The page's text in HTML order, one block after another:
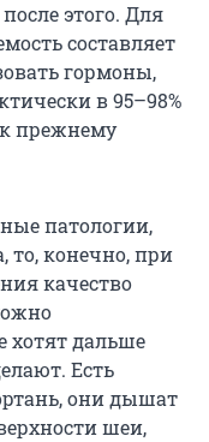
этого. Для
составляет
гормоны,
в 95–98%
к прежнему
патологии,
то, конечно, при
качество
хотят дальше
Есть
они дышат
шеи,